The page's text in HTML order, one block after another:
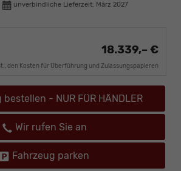
unverbindliche Lieferzeit: März 2027
18.339,– €
den Kosten für Überführung und Zulassungspapieren
bestellen - NUR FÜR HÄNDLER
Wir rufen Sie an
Fahrzeug parken